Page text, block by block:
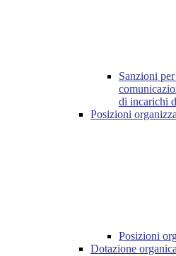
Sanzioni
di incarichi
Posizioni
Posizioni
Dotazione organica